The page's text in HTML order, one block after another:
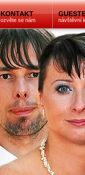
KONTAKT
ozvěte se nám návštěvní